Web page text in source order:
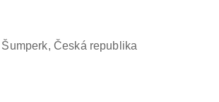
Česká republika